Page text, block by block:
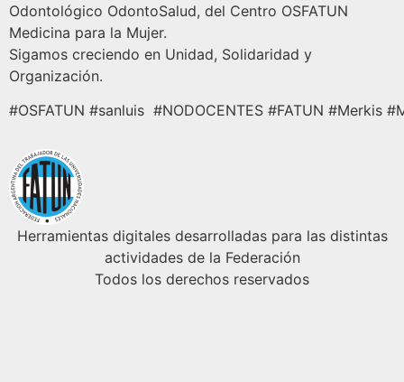
Odontológico OdontoSalud, del Centro OSFATUN
Medicina para la Mujer.
Sigamos creciendo en Unidad, Solidaridad y
Organización.
#OSFATUN #sanluis #NODOCENTES #FATUN #Merkis
Herramientas digitales desarrolladas para las distintas
actividades de la Federación
Todos los derechos reservados